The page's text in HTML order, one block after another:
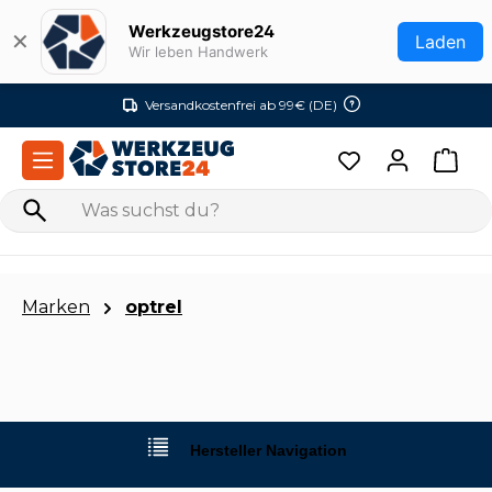
Zum Hauptinhalt springen
✕ Werkzeugstore24
Wir leben Handwerk Laden
Versandkostenfrei ab 99€ (DE)
Marken optrel
Hersteller Navigation